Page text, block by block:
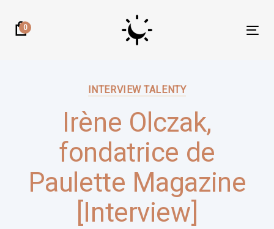
links
0
INTERVIEW TALENTY
Irène Olczak,
fondatrice de
Paulette Magazine
[Interview]